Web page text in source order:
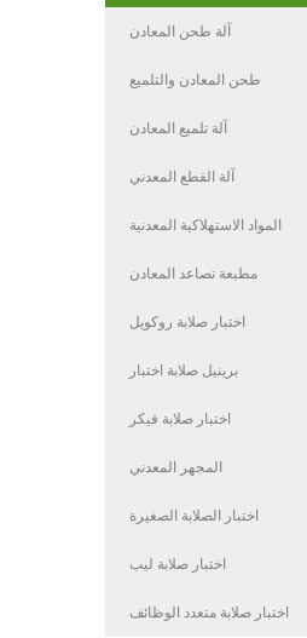
آلة طحن المعادن
طحن المعادن والتلميع
آلة تلميع المعادن
آلة القطع المعدني
المواد الاستهلاكية المعدنية
مطبعة تصاعد المعادن
اختبار صلابة روكويل
برينيل صلابة اختبار
اختبار صلابة فيكر
المجهر المعدني
اختبار الصلابة الصغيرة
اختبار صلابة ليب
اختبار صلابة متعدد الوظائف